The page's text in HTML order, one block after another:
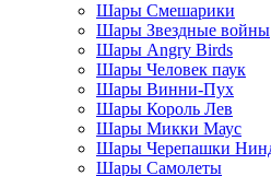
Шары Смешарики
Шары Звездные войны
Шары Angry Birds
Шары Человек паук
Шары Винни-Пух
Шары Король Лев
Шары Микки Маус
Шары Черепашки
Шары Самолеты